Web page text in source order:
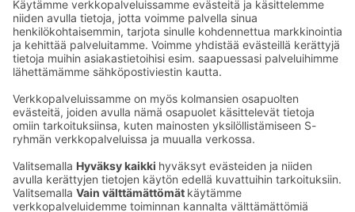
Sähköpostiosoitteet S-ryhmässä ovat muotoa
etunimi.sukunimi@sok.fi
Seuraa meitä: